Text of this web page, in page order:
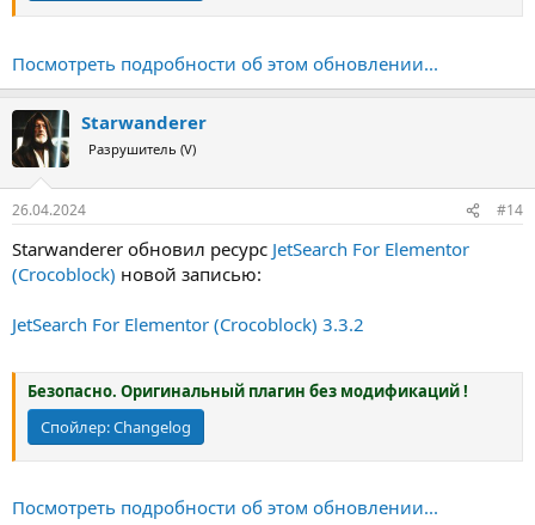
Посмотреть подробности об этом обновлении...
Starwanderer
Разрушитель (V)
26.04.2024 #14
Starwanderer обновил ресурс JetSearch For Elementor
(Crocoblock) новой записью:
JetSearch For Elementor (Crocoblock) 3.3.2
Безопасно. Оригинальный плагин без модификаций !
Спойлер:Changelog
Посмотреть подробности об этом обновлении...